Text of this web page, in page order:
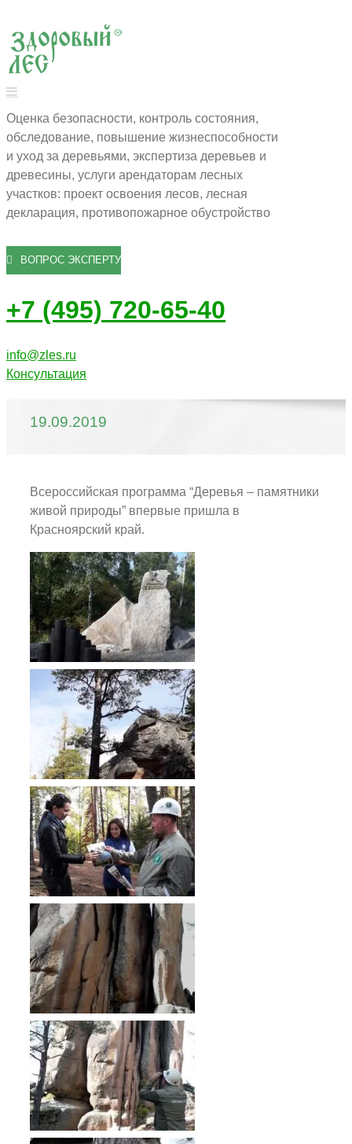
Оценка безопасности, контроль состояния,
обследование, повышение жизнеспособности
и уход за деревьями, экспертиза деревьев и
древесины, услуги арендаторам лесных
участков: проект освоения лесов, лесная
декларация, противопожарное обустройство
ВОПРОС ЭКСПЕРТУ
+7 (495) 720-65-40
info@zles.ru
Консультация
19.09.2019
Всероссийская программа “Деревья – памятники
живой природы” впервые пришла в
Красноярский край.